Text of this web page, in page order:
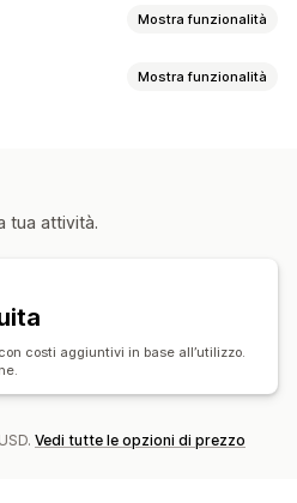
Mostra funzionalità
Mostra funzionalità
di dati
tua attività.
costi aggiuntivi in base all’utilizzo.
Vedi tutte le opzioni di prezzo